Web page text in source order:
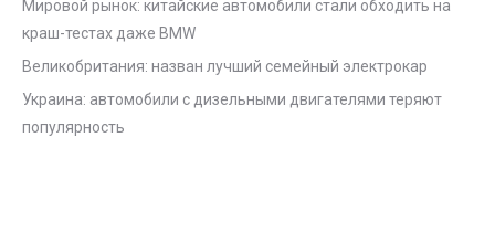
Мировой рынок: китайские автомобили стали обходить на
краш-тестах даже BMW
Великобритания: назван лучший семейный электрокар
Украина: автомобили с дизельными двигателями теряют
популярность